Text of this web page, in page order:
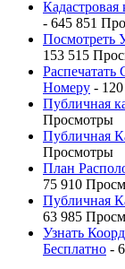
Кадастровая
- 645 851
Посмотреть
153 515
Номеру -
Публичная
Просмотры
Публичная
Просмотры
План
75 910
Публичная
63 985
Узнать
Бесплатно -